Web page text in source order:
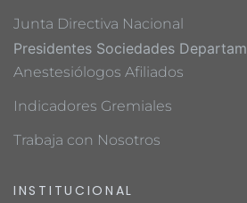
Junta Directiva Nacional
Presidentes Sociedades
Anestesiólogos Afiliados
Indicadores Gremiales
Trabaja con Nosotros
INSTITUCIONAL